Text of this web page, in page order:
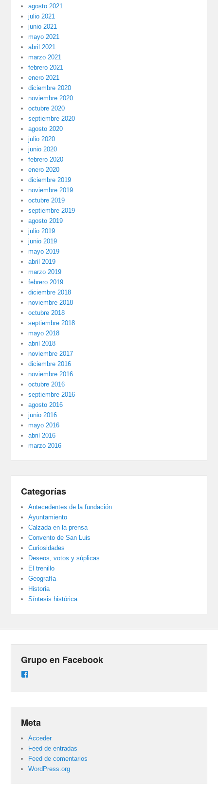
agosto 2021
julio 2021
junio 2021
mayo 2021
abril 2021
marzo 2021
febrero 2021
enero 2021
diciembre 2020
noviembre 2020
octubre 2020
septiembre 2020
agosto 2020
julio 2020
junio 2020
febrero 2020
enero 2020
diciembre 2019
noviembre 2019
octubre 2019
septiembre 2019
agosto 2019
julio 2019
junio 2019
mayo 2019
abril 2019
marzo 2019
febrero 2019
diciembre 2018
noviembre 2018
octubre 2018
septiembre 2018
mayo 2018
abril 2018
noviembre 2017
diciembre 2016
noviembre 2016
octubre 2016
septiembre 2016
agosto 2016
junio 2016
mayo 2016
abril 2016
marzo 2016
Categorías
Antecedentes de la fundación
Ayuntamiento
Calzada en la prensa
Convento de San Luis
Curiosidades
Deseos, votos y súplicas
El trenillo
Geografía
Historia
Síntesis histórica
Grupo en Facebook
Meta
Acceder
Feed de entradas
Feed de comentarios
WordPress.org